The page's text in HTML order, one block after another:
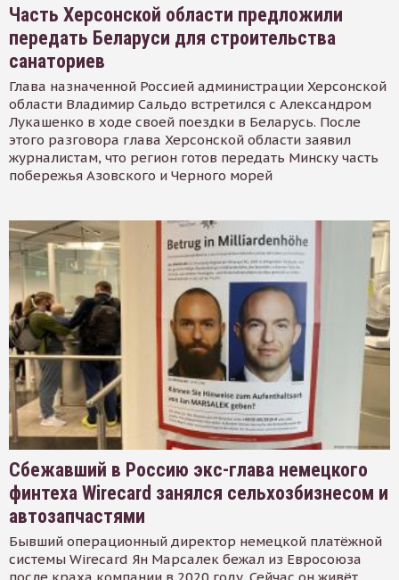
Часть Херсонской области предложили
передать Беларуси для строительства
санаториев
Глава назначенной Россией администрации Херсонской
области Владимир Сальдо встретился с Александром
Лукашенко в ходе своей поездки в Беларусь. После
этого разговора глава Херсонской области заявил
журналистам, что регион готов передать Минску часть
побережья Азовского и Черного морей
Сбежавший в Россию экс-глава немецкого
финтеха Wirecard занялся сельхозбизнесом и
автозапчастями
Бывший операционный директор немецкой платёжной
системы Wirecard Ян Марсалек бежал из Евросоюза